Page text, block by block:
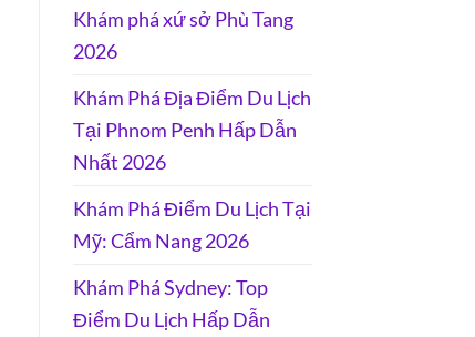
Khám phá xứ sở Phù Tang
2026
Khám Phá Địa Điểm Du Lịch
Tại Phnom Penh Hấp Dẫn
Nhất 2026
Khám Phá Điểm Du Lịch Tại
Mỹ: Cẩm Nang 2026
Khám Phá Sydney: Top
Điểm Du Lịch Hấp Dẫn